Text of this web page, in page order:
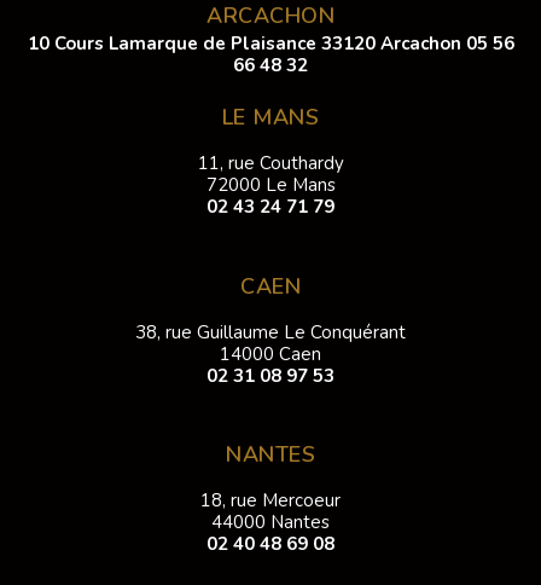
ARCACHON
10 Cours Lamarque de Plaisance 33120 Arcachon 05 56
66 48 32
LE MANS
11, rue Couthardy
72000 Le Mans
02 43 24 71 79
CAEN
38, rue Guillaume Le Conquérant
14000 Caen
02 31 08 97 53
NANTES
18, rue Mercoeur
44000 Nantes
02 40 48 69 08